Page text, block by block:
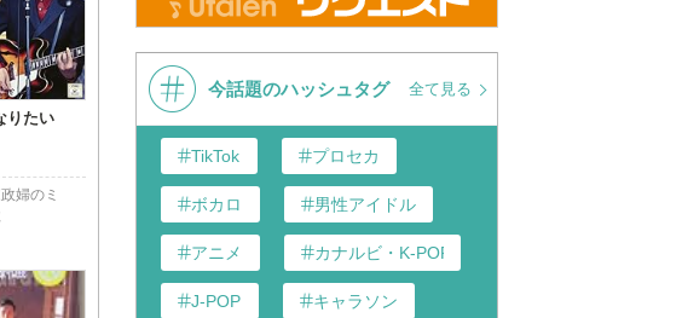
りたい
婦のミ
今話題のハッシュタグ 全て見る
TikTok プロセカ
ボカロ 男性アイドル
アニメ カナルビ・K-POP和訳
J-POP キャラソン